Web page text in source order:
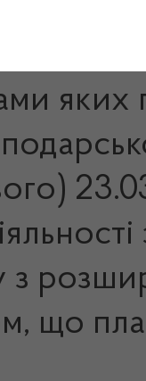
засобів
з
що